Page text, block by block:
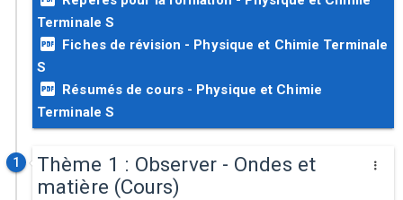
Terminale S
Fiches de révision - Physique et Chimie Terminale
S
Résumés de cours - Physique et Chimie
Terminale S
1
Thème 1 : Observer - Ondes et
matière (Cours)